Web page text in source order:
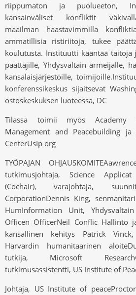
riippumaton ja puolueeton,
kansainväliset konfliktit
maailman haastavimmilla
ammatillisia ristiriitoja, tukee
koulutusta. Instituutti kääntää taitoja
päättäjille, Yhdysvaltain armeijalle,
kansalaisjärjestöille,
konferenssikeskus sijaitsevat
ostoskeskuksen luoteessa, DC
Tilassa toimii myös Academy
Management and Peacebuilding ja
CenterUsIp org
TYÖPAJAN
tutkimusjohtaja, Science
(Cochair), varajohtaja,
CorporationDennis King,
HumInformation Unit,
Officen OfficerNeil Conflic Hallinto
kansallinen kehitys Patrick
Harvardin humanitaarinen
tutkija, Microsoft
tutkimusassistentti, US Institute of
Johtaja, US Institute of